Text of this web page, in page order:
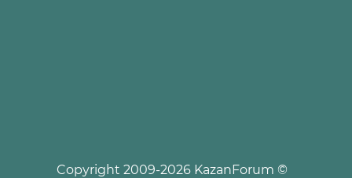
© Copyright 2009-2026 KazanForum